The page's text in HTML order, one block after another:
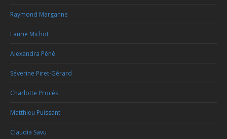
Raymond Marganne
Laurie Michot
Alexandra Péné
Séverine Piret-Gérard
Charlotte Procès
Matthieu Puissant
Claudia Savu